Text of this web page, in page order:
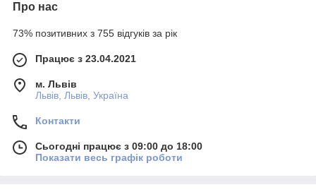
Про нас
73% позитивних з 755 відгуків за рік
Працює з 23.04.2021
м. Львів
Львів, Львів, Україна
Контакти
Сьогодні працює з 09:00 до 18:00
Показати весь графік роботи